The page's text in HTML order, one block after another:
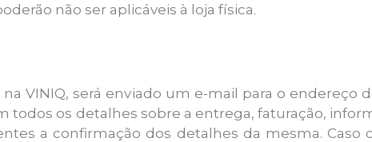
não ser aplicáveis à loja física.
VINIQ, será enviado um e-mail para o
todos os detalhes sobre a entrega, faturação,
a confirmação dos detalhes da mesma.